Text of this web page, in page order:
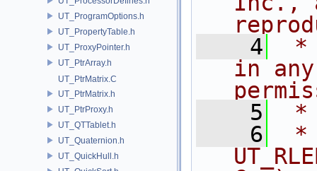
UT_ProgramOptions.h
UT_PropertyTable.h
UT_ProxyPointer.h
UT_PtrArray.h
UT_PtrMatrix.C
UT_PtrMatrix.h
UT_PtrProxy.h
UT_QTTablet.h
UT_Quaternion.h
UT_QuickHull.h
    4
*
in
    5
*
    6
*